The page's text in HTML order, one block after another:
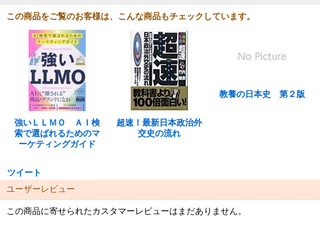
この商品をご覧のお客様は、こんな商品もチェックしています。
強いＬＬＭＯ ＡＩ検
索で選ばれるためのマ
ーケティングガイド
超速！最新日本政治外
交史の流れ
教養の日本史 第２版
ツイート
ユーザーレビュー
この商品に寄せられたカスタマーレビューはまだありません。